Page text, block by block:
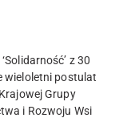
z 30
wieloletni postulat
Grupy
i Rozwoju Wsi